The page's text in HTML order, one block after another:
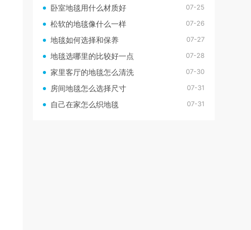
卧室地毯用什么材质好 07-25
松软的地毯像什么一样 07-26
地毯如何选择和保养 07-27
地毯选哪里的比较好一点 07-28
家里客厅的地毯怎么清洗 07-30
房间地毯怎么选择尺寸 07-31
自己在家怎么织地毯 07-31